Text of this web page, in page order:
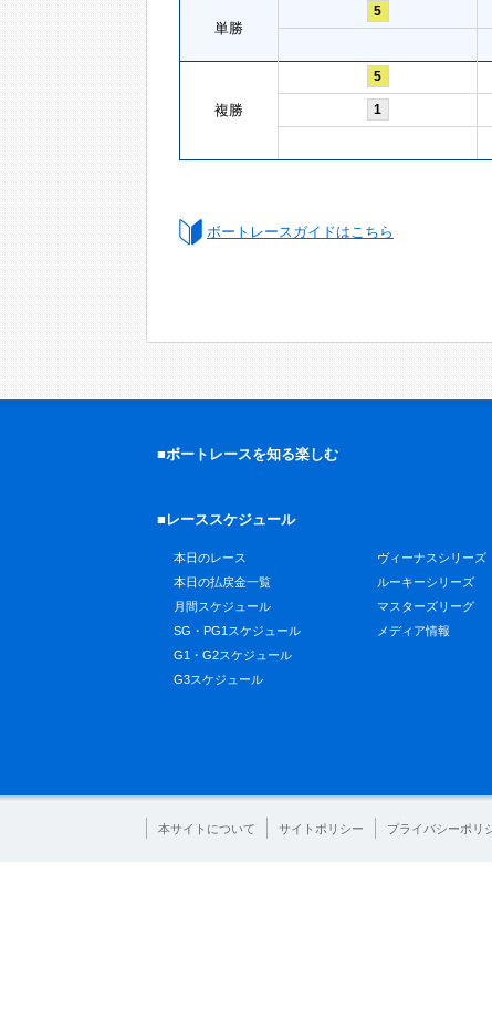
単勝
5
複勝
5
1
ボートレースガイドはこちら
■ボートレースを知る楽しむ
■レーススケジュール
本日のレース
本日の払戻金一覧
月間スケジュール
SG・PG1スケジュール
G1・G2スケジュール
G3スケジュール
ヴィーナスシリーズ
ルーキーシリーズ
マスターズリーグ
メディア情報
本サイトについて サイトポリシー プライバシーポリ